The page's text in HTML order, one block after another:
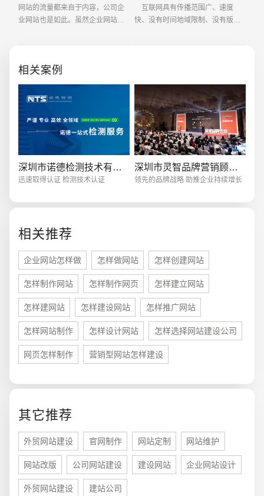
网站的流量都来自于内容，公司企
业网站也是如此。虽然企业网站可
的内容来决定的，因此
互联网具有传播范围广、速度
快、没有时间地域限制、没有版面
相关案例
深圳市诺德检测技术有限公司
迅速取得认证 检测技术认证
深圳市灵智品牌营销顾问有限公司
领先的品牌战略 助推企业持续增长
相关推荐
企业网站怎样做 怎样做网站 怎样创建网站
怎样制作网站 怎样制作网页 怎样建立网站
怎样建网站 怎样建设网站 怎样推广网站
怎样网站制作 怎样设计网站 怎样选择网站建设公司
网页怎样制作 营销型网站怎样建设
其它推荐
外贸网站建设 官网制作 网站定制 网站维护
网站改版 公司网站建设 建设网站 企业网站设计
外贸网站建设 建站公司
创意品牌型网站
电商及系统平台开发 · 微信小程序开发 · 年度
您的预算